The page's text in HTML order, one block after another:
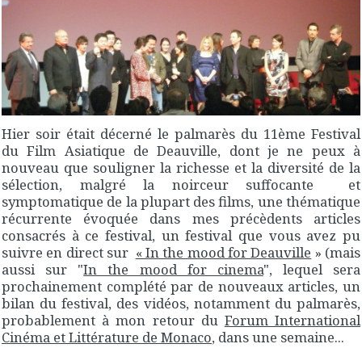
Hier soir était décerné le palmarès du 11ème Festival
du Film Asiatique de Deauville, dont je ne peux à
nouveau que souligner la richesse et la diversité de la
sélection, malgré la noirceur suffocante et
symptomatique de la plupart des films, une thématique
récurrente évoquée dans mes précèdents articles
consacrés à ce festival, un festival que vous avez pu
suivre en direct sur « In the mood for Deauville » (mais
aussi sur "In the mood for cinema", lequel sera
prochainement complété par de nouveaux articles, un
bilan du festival, des vidéos, notamment du palmarès,
probablement à mon retour du Forum International
Cinéma et Littérature de Monaco, dans une semaine...